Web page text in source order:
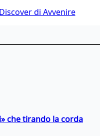
di Avvenire
che tirando la corda